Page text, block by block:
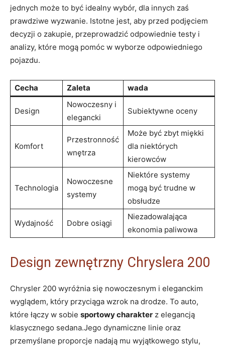
jednych może to być idealny wybór, dla innych zaś
prawdziwe wyzwanie. Istotne jest, aby przed podjęciem
decyzji o zakupie, przeprowadzić odpowiednie testy i
analizy, które mogą pomóc w wyborze odpowiedniego
pojazdu.
Cecha Zaleta wada
Design
Nowoczesny i
elegancki
Subiektywne oceny
Komfort
Przestronność
wnętrza
Może być zbyt miękki
dla niektórych
kierowców
Technologia
Nowoczesne
systemy
Niektóre systemy
mogą być trudne w
obsłudze
Wydajność Dobre osiągi
Niezadowalająca
ekonomia paliwowa
Design zewnętrzny Chryslera 200
Chrysler 200 wyróżnia się nowoczesnym i eleganckim
wyglądem, który przyciąga wzrok na drodze. To auto,
które łączy w sobie sportowy charakter z elegancją
klasycznego sedana.Jego dynamiczne linie oraz
przemyślane proporcje nadają mu wyjątkowego stylu,